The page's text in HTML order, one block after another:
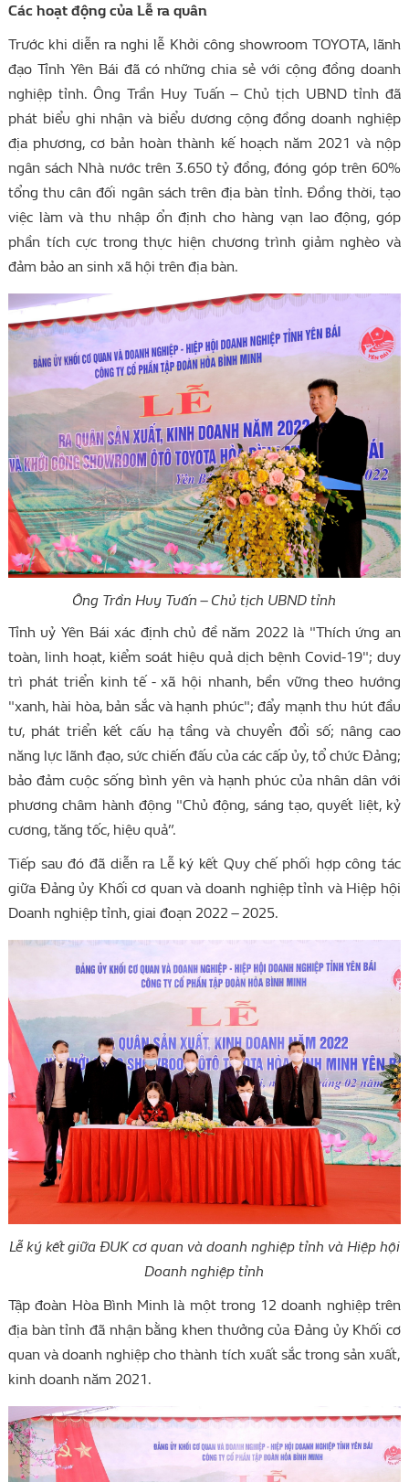
Các hoạt động của Lễ ra quân
Trước khi diễn ra nghi lễ Khởi công showroom TOYOTA, lãnh
đạo Tỉnh Yên Bái đã có những chia sẻ với cộng đồng doanh
nghiệp tỉnh. Ông Trần Huy Tuấn – Chủ tịch UBND tỉnh đã
phát biểu ghi nhận và biểu dương cộng đồng doanh nghiệp
địa phương, cơ bản hoàn thành kế hoạch năm 2021 và nộp
ngân sách Nhà nước trên 3.650 tỷ đồng, đóng góp trên 60%
tổng thu cân đối ngân sách trên địa bàn tỉnh. Đồng thời, tạo
việc làm và thu nhập ổn định cho hàng vạn lao động, góp
phần tích cực trong thực hiện chương trình giảm nghèo và
đảm bảo an sinh xã hội trên địa bàn.
Ông Trần Huy Tuấn – Chủ tịch UBND tỉnh
Tỉnh uỷ Yên Bái xác định chủ đề năm 2022 là "Thích ứng an
toàn, linh hoạt, kiểm soát hiệu quả dịch bệnh Covid-19"; duy
trì phát triển kinh tế - xã hội nhanh, bền vững theo hướng
"xanh, hài hòa, bản sắc và hạnh phúc"; đẩy mạnh thu hút đầu
tư, phát triển kết cấu hạ tầng và chuyển đổi số; nâng cao
năng lực lãnh đạo, sức chiến đấu của các cấp ủy, tổ chức Đảng;
bảo đảm cuộc sống bình yên và hạnh phúc của nhân dân với
phương châm hành động "Chủ động, sáng tạo, quyết liệt, kỷ
cương, tăng tốc, hiệu quả”.
Tiếp sau đó đã diễn ra Lễ ký kết Quy chế phối hợp công tác
giữa Đảng ủy Khối cơ quan và doanh nghiệp tỉnh và Hiệp hội
Doanh nghiệp tỉnh, giai đoạn 2022 – 2025.
Lễ ký kếtgiữa ĐUK cơ quan và doanh nghiệp tỉnh và Hiệp hội
Doanh nghiệp tỉnh
Tập đoàn Hòa Bình Minh là một trong 12 doanh nghiệp trên
địa bàn tỉnh đã nhận bằng khen thưởng của Đảng ủy Khối cơ
quan và doanh nghiệp cho thành tích xuất sắc trong sản xuất,
kinh doanh năm 2021.